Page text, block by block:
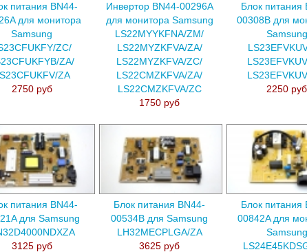
питания BN44-
для монитора
Samsung
ZC/
ZA/
ZA
2750 руб
Инвертор BN44-00296A
для монитора Samsung
LS22MYYKFNA/ZM/
LS22MYZKFVA/ZA/
LS22MYZKFVA/ZC/
LS22CMZKFVA/ZA/
LS22CMZKFVA/ZC
1750 руб
Блок питания
00308B для
Samsung
2250 руб
питания BN44-
для Samsung
3125 руб
Блок питания BN44-
00534B для Samsung
LH32MECPLGA/ZA
3625 руб
Блок питания
00842A для
Samsung